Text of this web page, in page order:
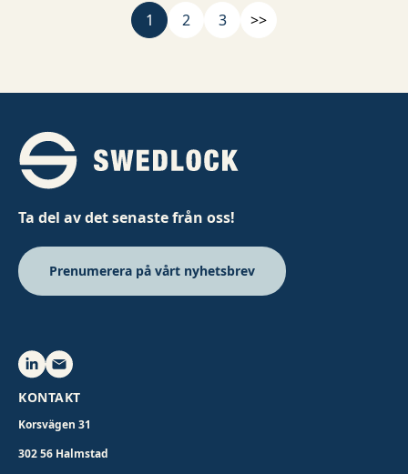
1 2 3 >>
Ta del av det senaste från oss!
Prenumerera på vårt nyhetsbrev
KONTAKT
Korsvägen 31
302 56 Halmstad